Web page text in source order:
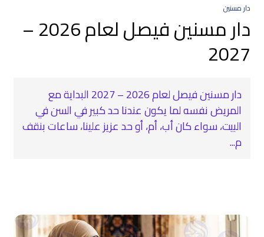
دار مسنين
دار مسنين فيصل لعام 2026 –
2027
دار مسنين فيصل لعام 2026 – 2027 البداية مع
المريض نفسه لما يكون عندنا حد كبير في السن في
البيت، سواء كان أب، أم، أو حد عزيز علينا، ساعات بنقف
م...